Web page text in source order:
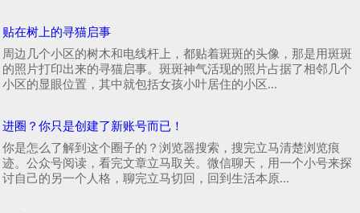
贴在树上的寻猫启事
周边几个小区的树木和电线杆上，都贴着斑斑的头像，那是用斑斑
的照片打印出来的寻猫启事。斑斑神气活现的照片占据了相邻几个
小区的显眼位置，其中就包括女孩小叶居住的小区...
进圈？你只是创建了新账号而已！
你是怎么了解到这个圈子的？浏览器搜索，搜完立马清楚浏览痕
迹。公众号阅读，看完文章立马取关。微信聊天，用一个小号来探
讨自己的另一个人格，聊完立马切回，回到生活本原...